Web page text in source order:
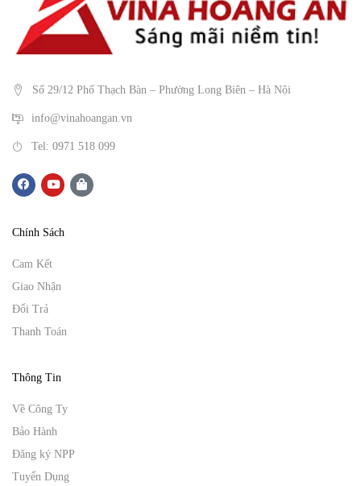
Số 29/12 Phố Thạch Bàn – Phường Long Biên – Hà Nội
info@vinahoangan.vn
Tel: 0971 518 099
Chính Sách
Cam Kết
Giao Nhận
Đổi Trả
Thanh Toán
Thông Tin
Về Công Ty
Bảo Hành
Đăng ký NPP
Tuyển Dụng